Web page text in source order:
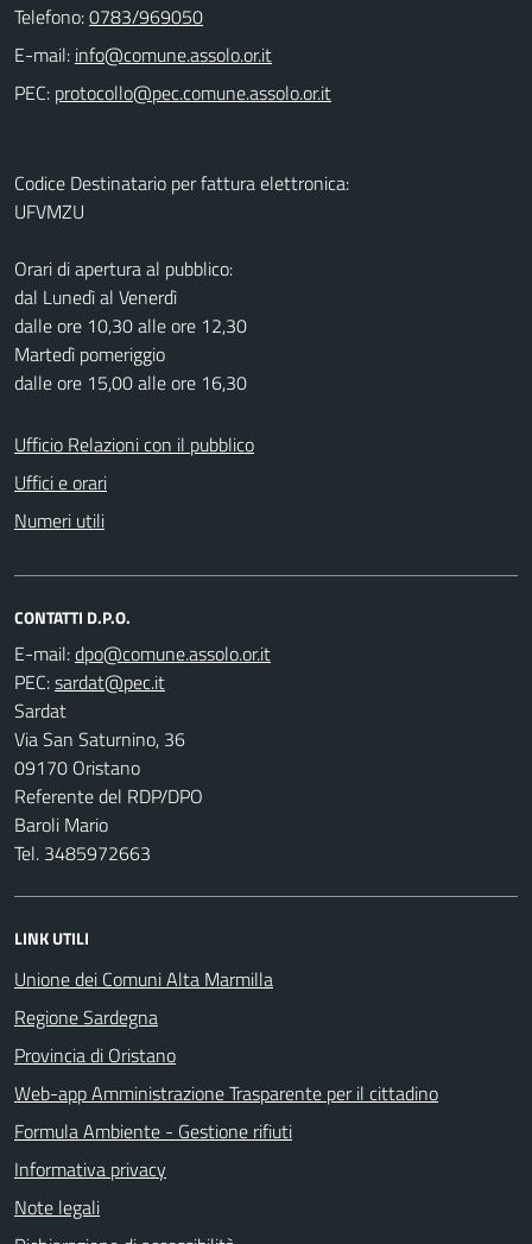
Telefono:0783/969050
E-mail:
PEC:
Codice Destinatario per fattura elettronica:
UFVMZU
Orari di apertura al pubblico:
dal Lunedì al Venerdì
dalle ore 10,30 alle ore 12,30
Martedì pomeriggio
dalle ore 15,00 alle ore 16,30
Ufficio Relazioni con il pubblico
Uffici e orari
Numeri utili
CONTATTI D.P.O.
E-mail:
PEC:
Sardat
Via San Saturnino, 36
09170 Oristano
Referente del RDP/DPO
Baroli Mario
Tel. 3485972663
LINK UTILI
Unione dei Comuni Alta Marmilla
Regione Sardegna
Provincia di Oristano
Web-app Amministrazione Trasparente per il cittadino
Formula Ambiente - Gestione rifiuti
Informativa privacy
Note legali